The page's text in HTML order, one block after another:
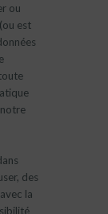
ou
est
des
la